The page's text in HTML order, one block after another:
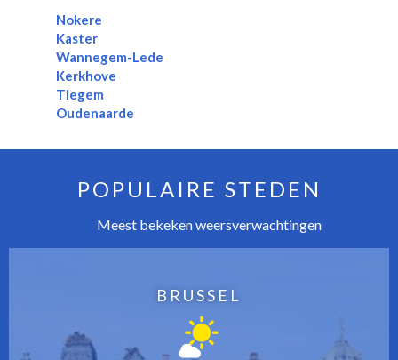
Nokere
Kaster
Wannegem-Lede
Kerkhove
Tiegem
Oudenaarde
POPULAIRE STEDEN
Meest bekeken weersverwachtingen
BRUSSEL